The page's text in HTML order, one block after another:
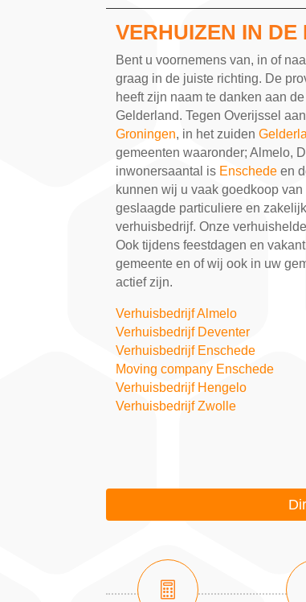
VERHUIZEN IN DE
Bent u voornemens van, in of
graag in de juiste richting. De
heeft zijn naam te danken aan
Gelderland. Tegen Overijssel
Groningen, in het zuiden
gemeenten waaronder; Almelo,
inwonersaantal is Enschede en
kunnen wij u vaak goedkoop
geslaagde particuliere en
verhuisbedrijf. Onze
Ook tijdens feestdagen en
gemeente en of wij ook in uw
actief zijn.
Verhuisbedrijf Almelo
Verhuisbedrijf Deventer
Verhuisbedrijf Enschede
Moving company Enschede
Verhuisbedrijf Hengelo
Verhuisbedrijf Zwolle
